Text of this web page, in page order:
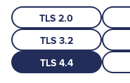
TLS 2.0
TLS 3.2
TLS 4.4